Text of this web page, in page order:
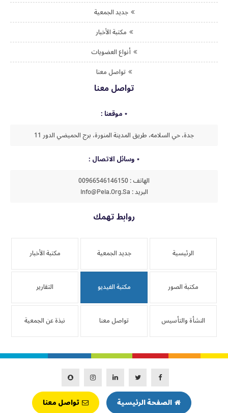
جديد الجمعية
مكتبة الأخبار
أنواع العضويات
تواصل معنا
تواصل معنا
موقعنا :
جدة، حي السلامه، طريق المدينة المنورة، برج الحميضي الدور 11
وسائل الاتصال :
الهاتف : 00966546146150
البريد : Info@peia.org.sa
روابط تهمك
الرئيسية جديد الجمعية مكتبة الأخبار
مكتبة الصور مكتبة الفيديو التقارير
النشأة والتأسيس تواصل معنا نبذة عن الجمعية
الصفحة الرئيسية تواصل معنا